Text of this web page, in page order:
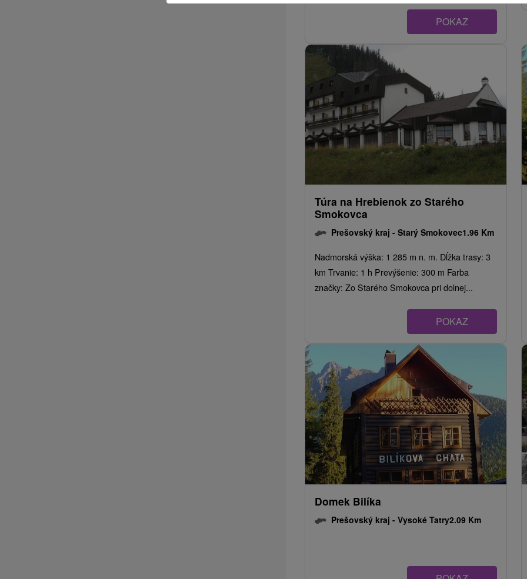
POKAZ
Túra na Hrebienok zo Starého
Smokovca
Prešovský kraj - Starý Smokovec1.96 Km
Nadmorská výška: 1 285 m n. m. Dĺžka trasy: 3
km Trvanie: 1 h Prevýšenie: 300 m Farba
značky: Zo Starého Smokovca pri dolnej...
POKAZ
Domek Bilíka
Prešovský kraj - Vysoké Tatry2.09 Km